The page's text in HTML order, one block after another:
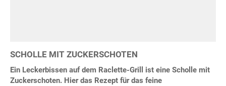
SCHOLLE MIT ZUCKERSCHOTEN
Ein Leckerbissen auf dem Raclette-Grill ist eine Scholle mit
Zuckerschoten. Hier das Rezept für das feine